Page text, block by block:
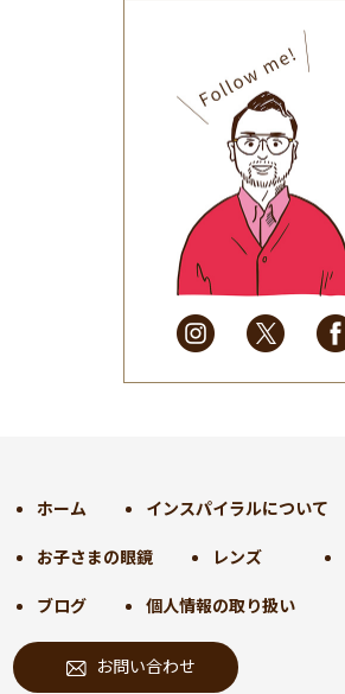
(32)
2025年9月(30)
2025年8月(31)
2025年7月(37)
2025年6月(48)
2025年5月
(41)
2025年4月
(32)
2025年3月(31)
2025年2月
(28)
2024年9月(30)
2024年7月(31)
2024年6月(30)
2024年5月
2024年4月 (32)
ホーム インスパイラルについて
お子さまの眼鏡 レンズ
ブログ 個人情報の取り扱い
お問い合わせ